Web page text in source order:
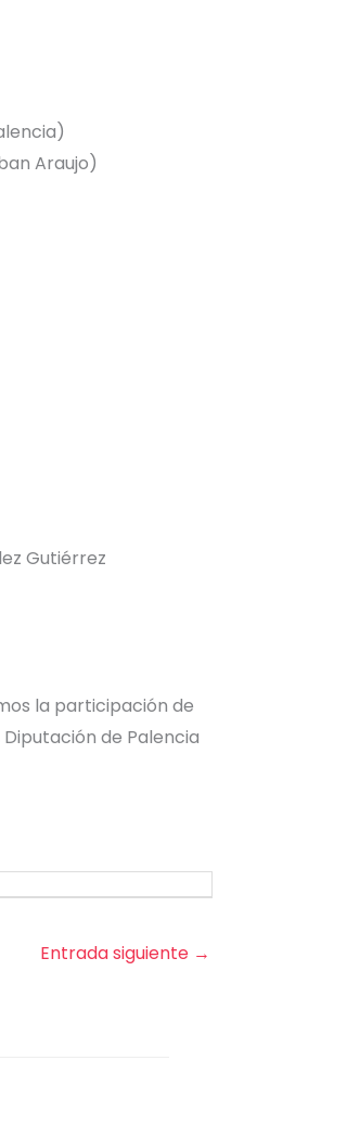
Araujo)
Gutiérrez
la participación de
de Palencia
Entrada siguiente →